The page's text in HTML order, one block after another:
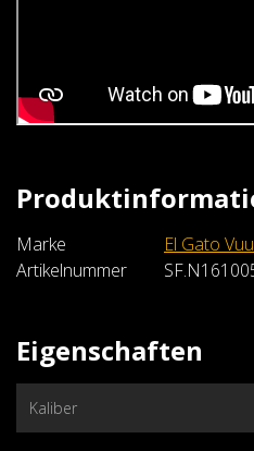
Marke
El Gato
Artikelnummer
Eigenschaften
Kaliber